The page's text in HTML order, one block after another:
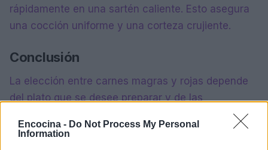
Encocina - Do Not Process My Personal
Information
rápidamente en una sartén caliente. Esto asegura
una cocción uniforme y una corteza crujiente.
Conclusión
La elección entre carnes magras y rojas depende
del plato que se desee preparar y de las
adecuadas de cocción, marinados ligeros y